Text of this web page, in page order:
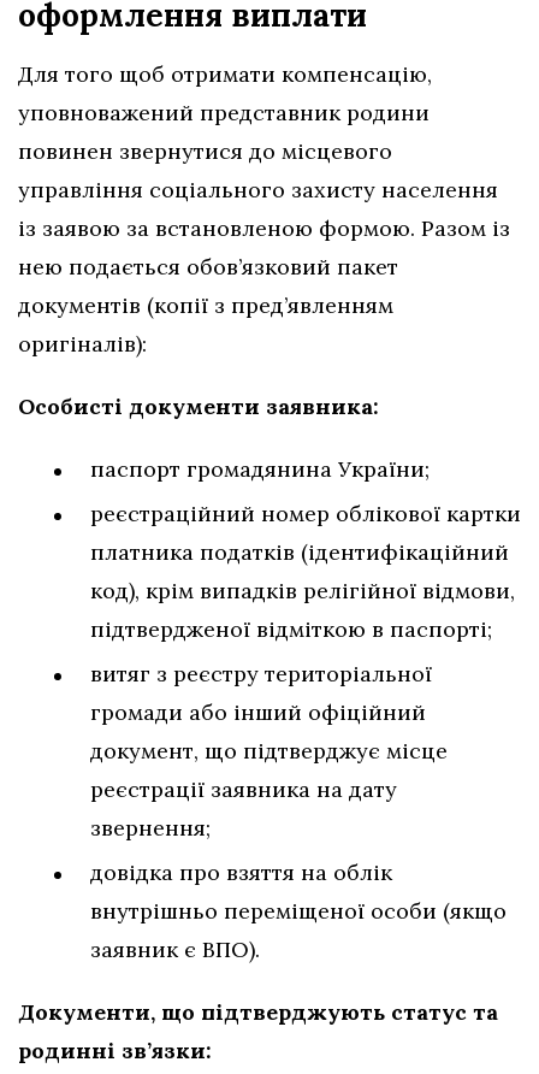
оформлення виплати
Для того щоб отримати компенсацію,
уповноважений представник родини
повинен звернутися до місцевого
управління соціального захисту населення
із заявою за встановленою формою. Разом із
нею подається обов’язковий пакет
документів (копії з пред’явленням
оригіналів):
Особисті документи заявника:
паспорт громадянина України;
реєстраційний номер облікової картки
платника податків (ідентифікаційний
код), крім випадків релігійної відмови,
підтвердженої відміткою в паспорті;
витяг з реєстру територіальної
громади або інший офіційний
документ, що підтверджує місце
реєстрації заявника на дату
звернення;
довідка про взяття на облік
внутрішньо переміщеної особи (якщо
заявник є ВПО).
Документи, що підтверджують статус та
родинні зв’язки: